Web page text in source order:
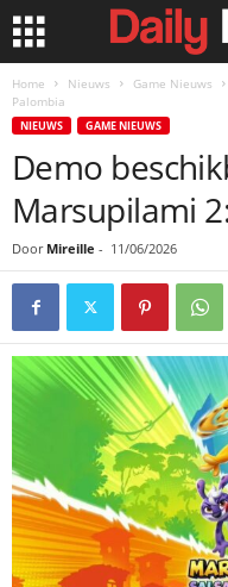
Home Nieuws Game Nieuws
Palombia
NIEUWS GAME NIEUWS
Demo
Marsupilami
Door Mireille - 11/06/2026